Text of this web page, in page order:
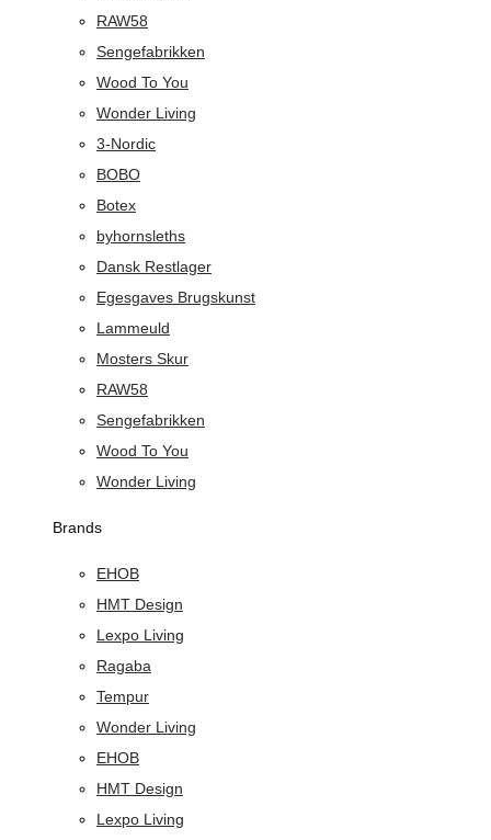
RAW58
Sengefabrikken
Wood To You
Wonder Living
3-Nordic
BOBO
Botex
byhornsleths
Dansk Restlager
Egesgaves Brugskunst
Lammeuld
Mosters Skur
RAW58
Sengefabrikken
Wood To You
Wonder Living
Brands
EHOB
HMT Design
Lexpo Living
Ragaba
Tempur
Wonder Living
EHOB
HMT Design
Lexpo Living